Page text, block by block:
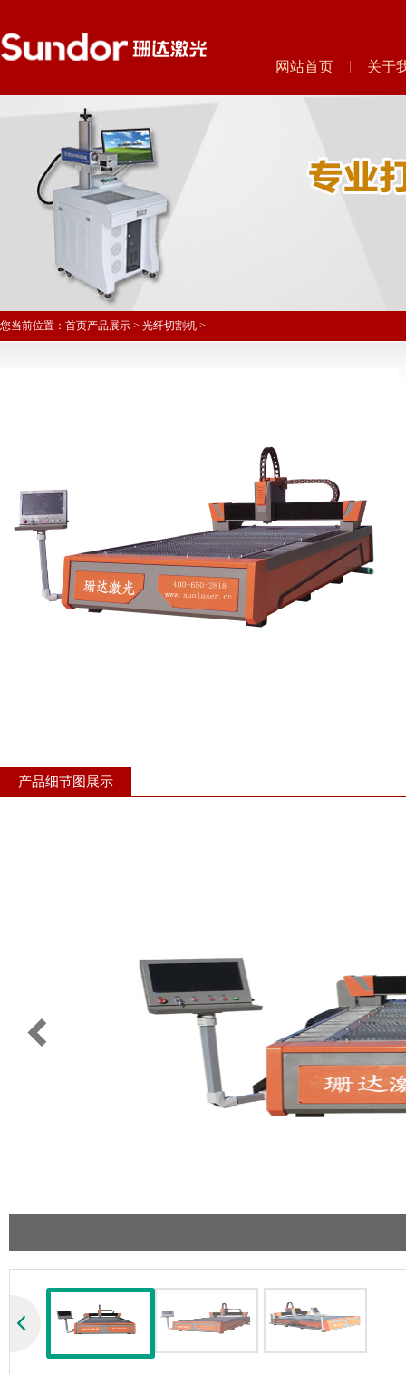
网站首页 关于
您当前位置： 首页产品展示 > 光纤切割机 >
产品细节图展示